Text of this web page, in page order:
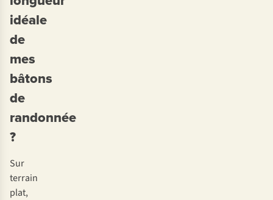
idéale
de
mes
bâtons
de
randonnée
?
Sur
terrain
plat,